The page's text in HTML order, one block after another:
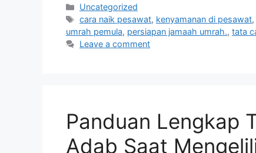
Categories
Uncategorized
Tags
cara naik pesawat, kenyamanan di pesawat,
umrah pemula, persiapan jamaah umrah., tata
Leave a comment
Panduan Lengkap
Adab Saat